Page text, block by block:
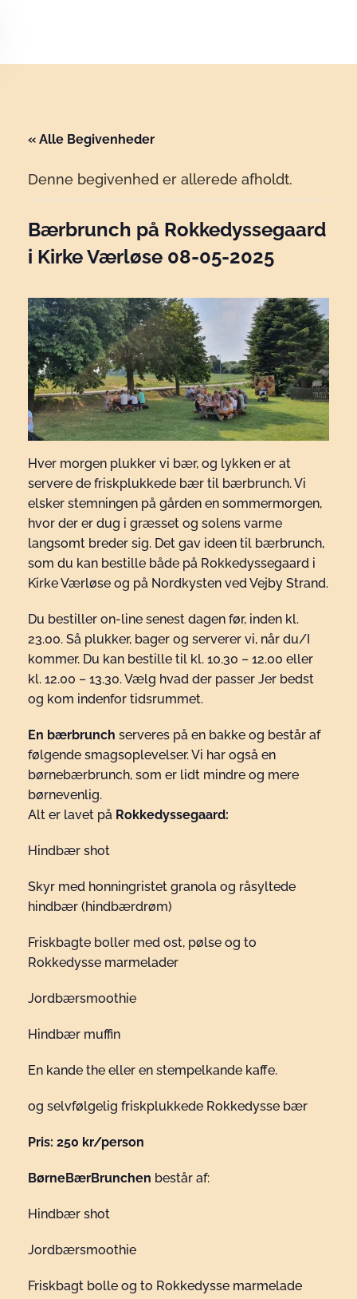
« Alle Begivenheder
Denne begivenhed er allerede afholdt.
Bærbrunch på Rokkedyssegaard
i Kirke Værløse 08-05-2025
Hver morgen plukker vi bær, og lykken er at
servere de friskplukkede bær til bærbrunch. Vi
elsker stemningen på gården en sommermorgen,
hvor der er dug i græsset og solens varme
langsomt breder sig. Det gav ideen til bærbrunch,
som du kan bestille både på Rokkedyssegaard i
Kirke Værløse og på Nordkysten ved Vejby Strand.
Du bestiller on-line senest dagen før, inden kl.
23.00. Så plukker, bager og serverer vi, når du/I
kommer. Du kan bestille til kl. 10.30 – 12.00 eller
kl. 12.00 – 13.30. Vælg hvad der passer Jer bedst
og kom indenfor tidsrummet.
En bærbrunch serveres på en bakke og består af
følgende smagsoplevelser. Vi har også en
børnebærbrunch, som er lidt mindre og mere
børnevenlig.
Alt er lavet på Rokkedyssegaard:
Hindbær shot
Skyr med honningristet granola og råsyltede
hindbær (hindbærdrøm)
Friskbagte boller med ost, pølse og to
Rokkedysse marmelader
Jordbærsmoothie
Hindbær muffin
En kande the eller en stempelkande kaffe.
og selvfølgelig friskplukkede Rokkedysse bær
Pris: 250 kr/person
BørneBærBrunchen består af:
Hindbær shot
Jordbærsmoothie
Friskbagt bolle og to Rokkedysse marmelade